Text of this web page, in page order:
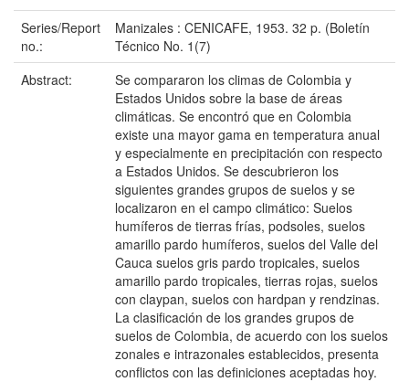
Series/Report
no.:
Manizales : CENICAFE, 1953. 32 p. (Boletín
Técnico No. 1(7)
Abstract:
Se compararon los climas de Colombia y
Estados Unidos sobre la base de áreas
climáticas. Se encontró que en Colombia
existe una mayor gama en temperatura anual
y especialmente en precipitación con respecto
a Estados Unidos. Se descubrieron los
siguientes grandes grupos de suelos y se
localizaron en el campo climático: Suelos
humíferos de tierras frías, podsoles, suelos
amarillo pardo humíferos, suelos del Valle del
Cauca suelos gris pardo tropicales, suelos
amarillo pardo tropicales, tierras rojas, suelos
con claypan, suelos con hardpan y rendzinas.
La clasificación de los grandes grupos de
suelos de Colombia, de acuerdo con los suelos
zonales e intrazonales establecidos, presenta
conflictos con las definiciones aceptadas hoy.